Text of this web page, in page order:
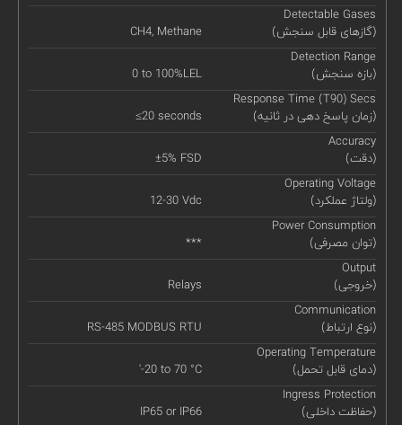
Detectable Gases
(گازهای قابل سنجش)
CH4, Methane
Detection Range
(بازه سنجش)
0 to 100%LEL
Response Time (T90) Secs
(زمان پاسخ دهی در ثانیه)
≤20 seconds
Accuracy
(دقت)
±5% FSD
Operating Voltage
(ولتاژ عملکرد)
12-30 Vdc
Power Consumption
(توان مصرفی)
***
Output
(خروجی)
Relays
Communication
(نوع ارتباط)
RS-485 MODBUS RTU
Operating Temperature
(دمای قابل تحمل)
'-20 to 70 °C
Ingress Protection
(حفاظت داخلی)
IP65 or IP66